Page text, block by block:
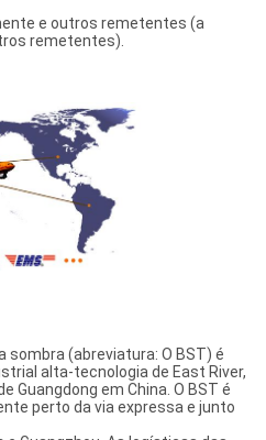
e outros remetentes (a
remetentes).
sombra (abreviatura: O BST) é
alta-tecnologia de East River,
Guangdong em China. O BST é
perto da via expressa e junto